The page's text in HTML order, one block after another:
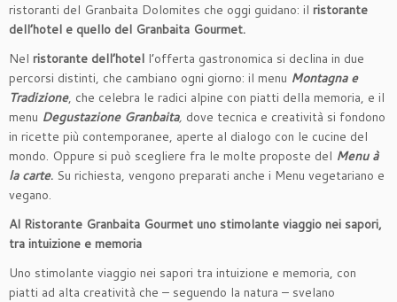
ristoranti del Granbaita Dolomites che oggi guidano: il ristorante
dell’hotel e quello del Granbaita Gourmet.
Nel ristorante dell’hotel l’offerta gastronomica si declina in due
percorsi distinti, che cambiano ogni giorno: il menu Montagna e
Tradizione, che celebra le radici alpine con piatti della memoria, e il
menu Degustazione Granbaita, dove tecnica e creatività si fondono
in ricette più contemporanee, aperte al dialogo con le cucine del
mondo. Oppure si può scegliere fra le molte proposte del Menu à
la carte. Su richiesta, vengono preparati anche i Menu vegetariano e
vegano.
Al Ristorante Granbaita Gourmet uno stimolante viaggio nei sapori,
tra intuizione e memoria
Uno stimolante viaggio nei sapori tra intuizione e memoria, con
piatti ad alta creatività che – seguendo la natura – svelano